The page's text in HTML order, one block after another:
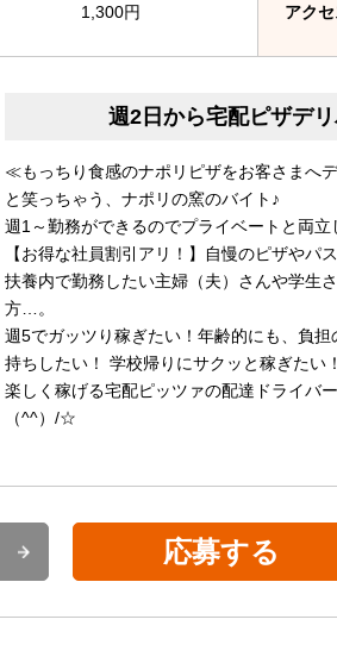
1,300円 アク
週2日から宅配ピザデ
≪もっちり食感のナポリピザをお客さまへ
と笑っちゃう、ナポリの窯のバイト♪
週1～勤務ができるのでプライベートと両立
【お得な社員割引アリ！】自慢のピザやパ
扶養内で勤務したい主婦（夫）さんや学生
方…。
週5でガッツり稼ぎたい！年齢的にも、負
持ちしたい！ 学校帰りにサクッと稼ぎたい
楽しく稼げる宅配ピッツァの配達ドライバ
（^^）/☆
応募する